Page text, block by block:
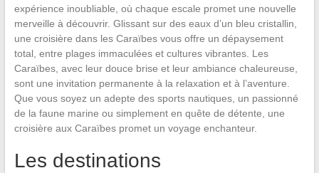
expérience inoubliable, où chaque escale promet une nouvelle
merveille à découvrir. Glissant sur des eaux d’un bleu cristallin,
une croisière dans les Caraïbes vous offre un dépaysement
total, entre plages immaculées et cultures vibrantes. Les
Caraïbes, avec leur douce brise et leur ambiance chaleureuse,
sont une invitation permanente à la relaxation et à l’aventure.
Que vous soyez un adepte des sports nautiques, un passionné
de la faune marine ou simplement en quête de détente, une
croisière aux Caraïbes promet un voyage enchanteur.
Les destinations